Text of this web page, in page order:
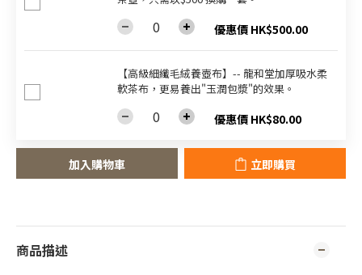
優惠價 HK$500.00
【高級細纖毛絨養壺布】-- 龍和堂加厚吸水柔
軟茶布，更易養出"玉潤包漿"的效果。
優惠價 HK$80.00
加入購物車 立即購買
商品描述